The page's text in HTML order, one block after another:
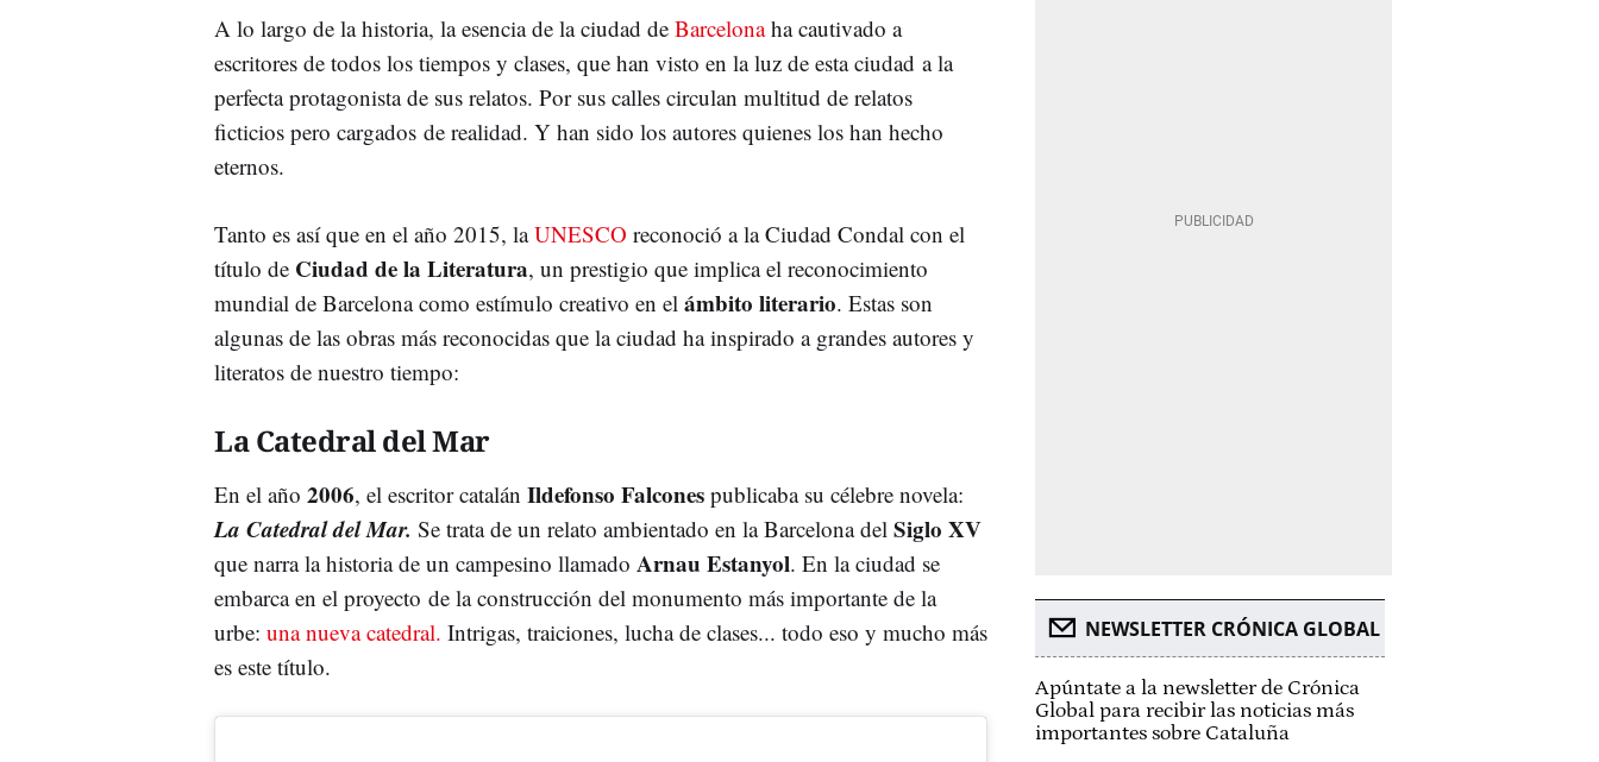
A lo largo de la historia, la esencia de la ciudad de Barcelonaha cautivado a
escritores de todos los tiempos y clases, que han visto en la luz de esta ciudad a la
perfecta protagonista de sus relatos. Por sus calles circulan multitud de relatos
ficticios pero cargados de realidad. Y han sido los autores quienes los han hecho
eternos.
Tanto es así que en el año 2015, laUNESCO reconoció a la Ciudad Condal con el
título de Ciudad de la Literatura, un prestigio que implica el reconocimiento
mundial de Barcelona como estímulo creativo en el ámbito literario. Estas son
algunas de las obras más reconocidas que la ciudad ha inspirado a grandes autores y
literatos de nuestro tiempo:
La Catedral del Mar
En el año 2006, el escritor catalán Ildefonso Falcones publicaba su célebre novela:
La Catedral del Mar. Se trata de un relato ambientado en la Barcelona del Siglo XV
que narra la historia de un campesino llamado Arnau Estanyol. En la ciudad se
embarca en el proyecto de la construcción del monumento más importante de la
urbe: una nueva catedral. Intrigas, traiciones, lucha de clases... todo eso y mucho más
es este título.
NEWSLETTER CRÓNICA GLOBAL
Apúntate a la newsletter de Crónica
Global para recibir las noticias más
importantes sobre Cataluña